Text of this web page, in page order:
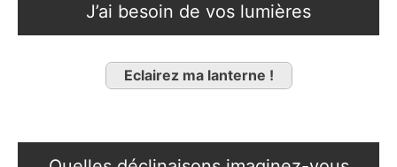
J’ai besoin de vos lumières
Eclairez ma lanterne !